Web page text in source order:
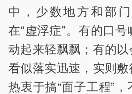
中，少数地方和部
在“虚浮症”。有的口
动起来轻飘飘；有的以
看似落实迅速，实则
热衷于搞“面子工程”，